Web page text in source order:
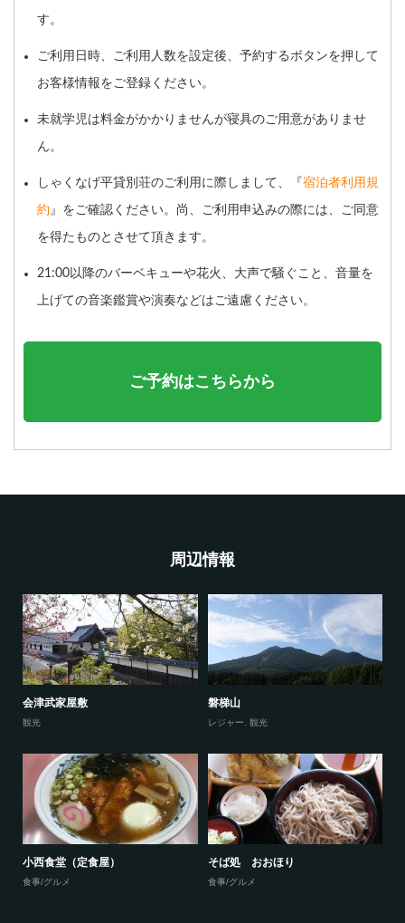
す。
ご利用日時、ご利用人数を設定後、予約するボタンを押して
お客様情報をご登録ください。
未就学児は料金がかかりませんが寝具のご用意がありませ
ん。
しゃくなげ平貸別荘のご利用に際しまして、『宿泊者利用規
約 』をご確認ください。尚、ご利用申込みの際には、ご同意
を得たものとさせて頂きます。
21:00以降のバーベキューや花火、大声で騒ぐこと、音量を
上げての音楽鑑賞や演奏などはご遠慮ください。
ご予約はこちらから
周辺情報
会津武家屋敷
観光
磐梯山
レジャー 観光
小西食堂（定食屋）
食事/グルメ
そば処 おおほり
食事/グルメ